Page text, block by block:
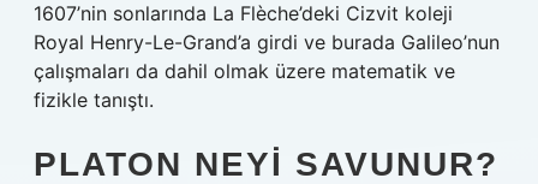
1607’nin sonlarında La Flèche’deki Cizvit koleji
Royal Henry-Le-Grand’a girdi ve burada Galileo’nun
çalışmaları da dahil olmak üzere matematik ve
fizikle tanıştı.
PLATON NEYI SAVUNUR?